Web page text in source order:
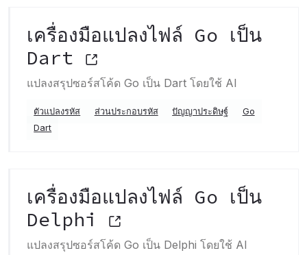
เครื่องมือแปลงไฟล์ Go เป็น
Dart
แปลงสรุปซอร์สโค้ด Go เป็น Dart โดยใช้ AI
ตัวแปลงรหัส ส่วนประกอบรหัส ปัญญาประดิษฐ์
Go
Dart
เครื่องมือแปลงไฟล์ Go เป็น
Delphi
แปลงสรุปซอร์สโค้ด Go เป็น Delphi โดยใช้ AI